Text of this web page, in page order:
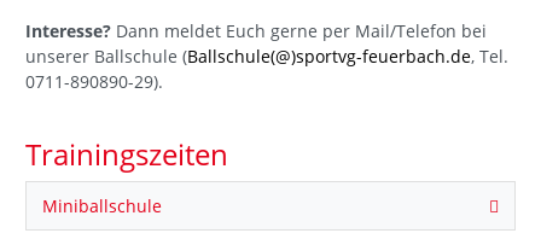
Interesse? Dann meldet Euch gerne per Mail/Telefon bei
unserer Ballschule (Ballschule(@)sportvg-feuerbach.de, Tel.
0711-890890-29).
Trainingszeiten
Miniballschule